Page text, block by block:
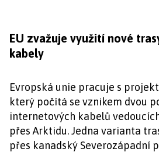
EU zvažuje využití nové
kabely
Evropská unie pracuje s
který počítá se vznikem dvou
internetových kabelů
přes Arktidu. Jedna varianta
přes kanadský Severozápadní